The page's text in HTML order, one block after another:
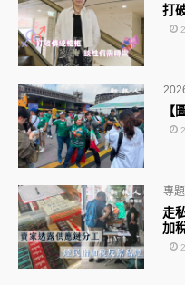
打
【
走
加
專題